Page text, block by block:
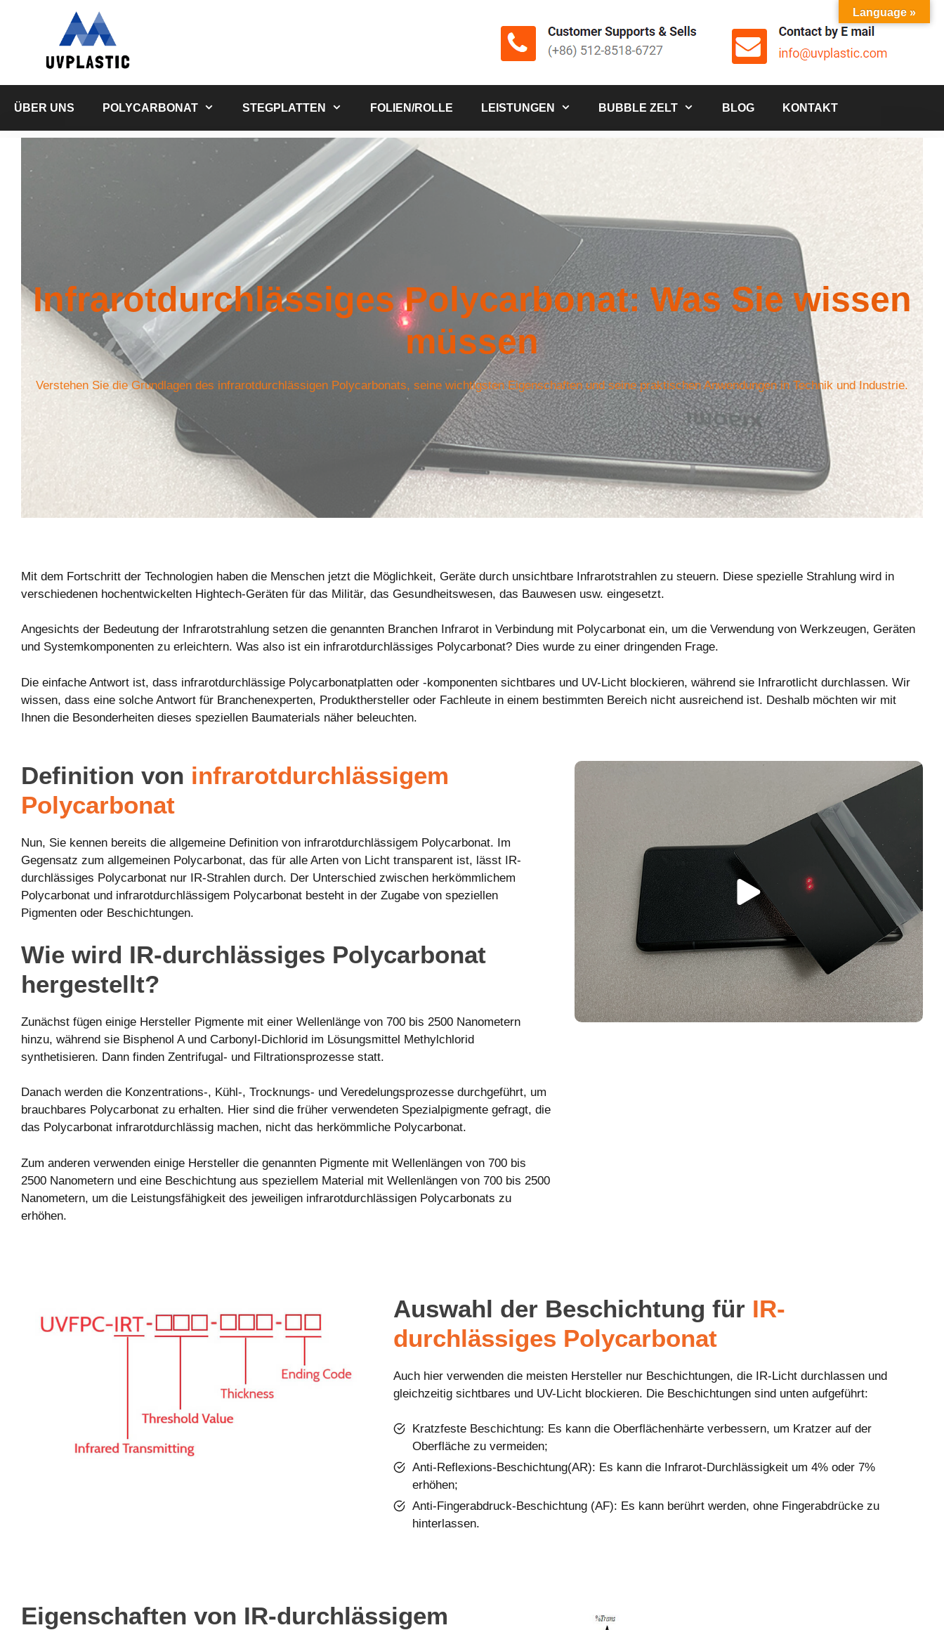
ÜBER UNS POLYCARBONAT STEGPLATTEN FOLIEN/ROLLE LEISTUNGEN BUBBLE ZELT BLOG KONTAKT
Infrarotdurchlässiges Polycarbonat: Was Sie wissen
müssen
Verstehen Sie die Grundlagen des infrarotdurchlässigen Polycarbonats, seine wichtigsten Eigenschaften und seine praktischen Anwendungen in Technik und Industrie.
Mit dem Fortschritt der Technologien haben die Menschen jetzt die Möglichkeit, Geräte durch unsichtbare Infrarotstrahlen zu steuern. Diese spezielle Strahlung wird in
verschiedenen hochentwickelten Hightech-Geräten für das Militär, das Gesundheitswesen, das Bauwesen usw. eingesetzt.
Angesichts der Bedeutung der Infrarotstrahlung setzen die genannten Branchen Infrarot in Verbindung mit Polycarbonat ein, um die Verwendung von Werkzeugen, Geräten
und Systemkomponenten zu erleichtern. Was also ist ein infrarotdurchlässiges Polycarbonat? Dies wurde zu einer dringenden Frage.
Die einfache Antwort ist, dass infrarotdurchlässige Polycarbonatplatten oder -komponenten sichtbares und UV-Licht blockieren, während sie Infrarotlicht durchlassen. Wir
wissen, dass eine solche Antwort für Branchenexperten, Produkthersteller oder Fachleute in einem bestimmten Bereich nicht ausreichend ist. Deshalb möchten wir mit
Ihnen die Besonderheiten dieses speziellen Baumaterials näher beleuchten.
Definition von infrarotdurchlässigem
Polycarbonat
Nun, Sie kennen bereits die allgemeine Definition von infrarotdurchlässigem Polycarbonat. Im
Gegensatz zum allgemeinen Polycarbonat, das für alle Arten von Licht transparent ist, lässt IR-
durchlässiges Polycarbonat nur IR-Strahlen durch. Der Unterschied zwischen herkömmlichem
Polycarbonat und infrarotdurchlässigem Polycarbonat besteht in der Zugabe von speziellen
Pigmenten oder Beschichtungen.
Wie wird IR-durchlässiges Polycarbonat
hergestellt?
Zunächst fügen einige Hersteller Pigmente mit einer Wellenlänge von 700 bis 2500 Nanometern
hinzu, während sie Bisphenol A und Carbonyl-Dichlorid im Lösungsmittel Methylchlorid
synthetisieren. Dann finden Zentrifugal- und Filtrationsprozesse statt.
Danach werden die Konzentrations-, Kühl-, Trocknungs- und Veredelungsprozesse durchgeführt, um
brauchbares Polycarbonat zu erhalten. Hier sind die früher verwendeten Spezialpigmente gefragt, die
das Polycarbonat infrarotdurchlässig machen, nicht das herkömmliche Polycarbonat.
Zum anderen verwenden einige Hersteller die genannten Pigmente mit Wellenlängen von 700 bis
2500 Nanometern und eine Beschichtung aus speziellem Material mit Wellenlängen von 700 bis 2500
Nanometern, um die Leistungsfähigkeit des jeweiligen infrarotdurchlässigen Polycarbonats zu
erhöhen.
Auswahl der Beschichtung für IR-
durchlässiges Polycarbonat
Auch hier verwenden die meisten Hersteller nur Beschichtungen, die IR-Licht durchlassen und
gleichzeitig sichtbares und UV-Licht blockieren. Die Beschichtungen sind unten aufgeführt:
Kratzfeste Beschichtung: Es kann die Oberflächenhärte verbessern, um Kratzer auf der
Oberfläche zu vermeiden;
Anti-Reflexions-Beschichtung(AR): Es kann die Infrarot-Durchlässigkeit um 4% oder 7%
erhöhen;
Anti-Fingerabdruck-Beschichtung (AF): Es kann berührt werden, ohne Fingerabdrücke zu
hinterlassen.
Eigenschaften von IR-durchlässigem
Language »